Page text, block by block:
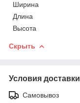
Ширина
Длина
Высота
Скрыть
Условия доставки
Самовывоз